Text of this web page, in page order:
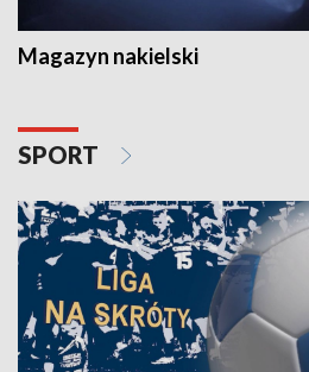
Magazyn nakielski
SPORT